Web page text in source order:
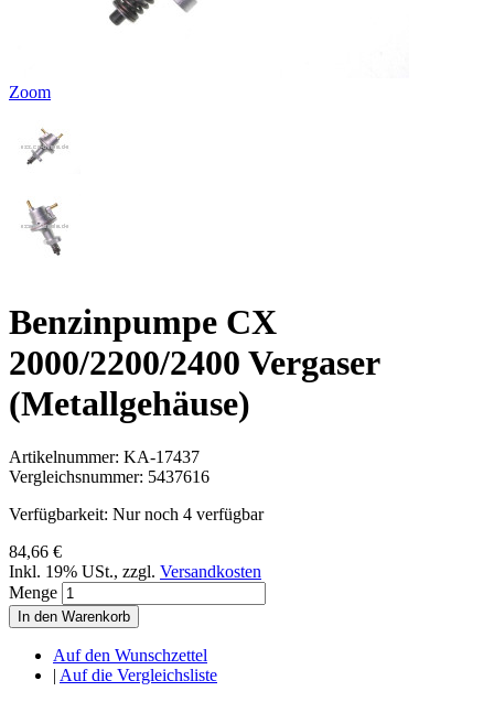
Zoom
Benzinpumpe CX
2000/2200/2400 Vergaser
(Metallgehäuse)
Artikelnummer: KA-17437
Vergleichsnummer: 5437616
Verfügbarkeit: Nur noch 4 verfügbar
84,66 €
Inkl. 19% USt., zzgl. Versandkosten
Menge
In den Warenkorb
Auf den Wunschzettel
| Auf die Vergleichsliste